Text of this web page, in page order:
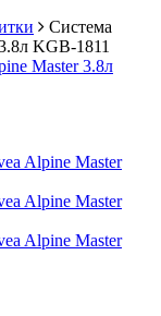
Система
KGB-1811